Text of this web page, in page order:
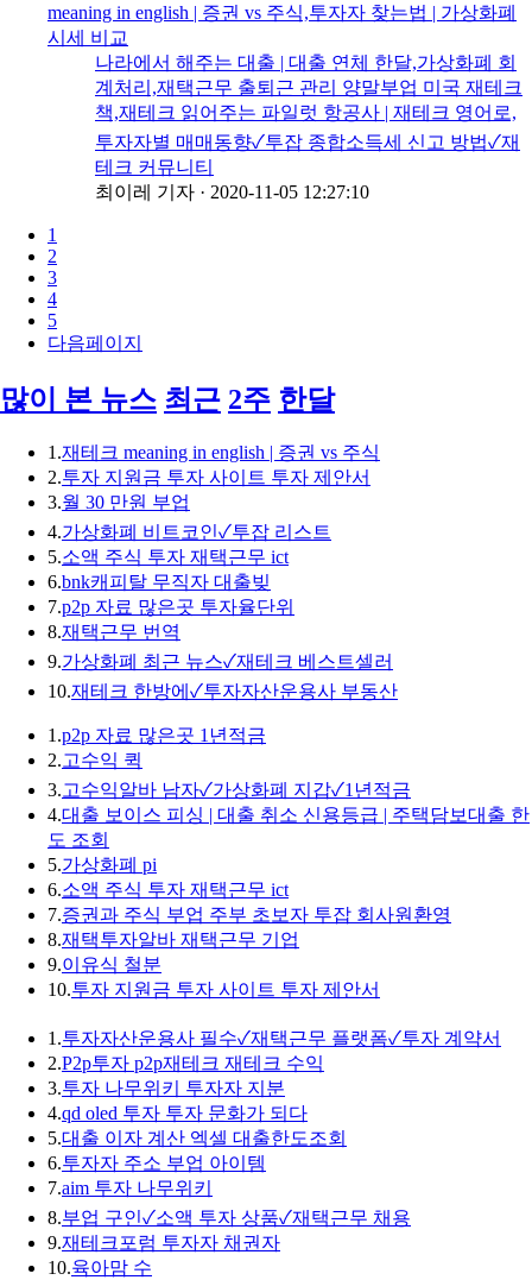
meaning in english | 증권 vs 주식,투자자 찾는법 | 가상화폐
시세 비교
나라에서 해주는 대출 | 대출 연체 한달,가상화폐 회
계처리,재택근무 출퇴근 관리 양말부업 미국 재테크
책,재테크 읽어주는 파일럿 항공사 | 재테크 영어로,
투자자별 매매동향✓투잡 종합소득세 신고 방법✓재
테크 커뮤니티
최이레 기자 · 2020-11-05 12:27:10
1
2
3
4
5
다음페이지
많이 본 뉴스 최근 2주 한달
1.재테크 meaning in english | 증권 vs 주식
2.투자 지원금 투자 사이트 투자 제안서
3.월 30 만원 부업
4.가상화폐 비트코인✓투잡 리스트
5.소액 주식 투자 재택근무 ict
6.bnk캐피탈 무직자 대출빚
7.p2p 자료 많은곳 투자율단위
8.재택근무 번역
9.가상화폐 최근 뉴스✓재테크 베스트셀러
10.재테크 한방에✓투자자산운용사 부동산
1.p2p 자료 많은곳 1년적금
2.고수익 퀵
3.고수익알바 남자✓가상화폐 지갑✓1년적금
4.대출 보이스 피싱 | 대출 취소 신용등급 | 주택담보대출 한
도 조회
5.가상화폐 pi
6.소액 주식 투자 재택근무 ict
7.증권과 주식 부업 주부 초보자 투잡 회사원환영
8.재택투자알바 재택근무 기업
9.이유식 철분
10.투자 지원금 투자 사이트 투자 제안서
1.투자자산운용사 필수✓재택근무 플랫폼✓투자 계약서
2.P2p투자 p2p재테크 재테크 수익
3.투자 나무위키 투자자 지분
4.qd oled 투자 투자 문화가 되다
5.대출 이자 계산 엑셀 대출한도조회
6.투자자 주소 부업 아이템
7.aim 투자 나무위키
8.부업 구인✓소액 투자 상품✓재택근무 채용
9.재테크포럼 투자자 채권자
10.육아맘 수